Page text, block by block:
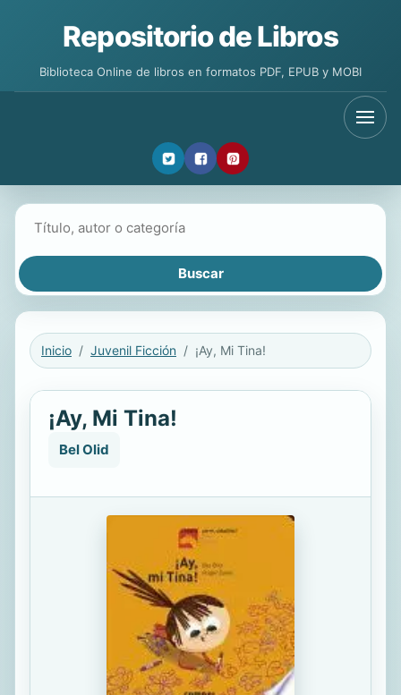
Repositorio de Libros
Biblioteca Online de libros en formatos PDF, EPUB y MOBI
Inicio Juvenil Ficción ¡Ay, Mi Tina!
¡Ay, Mi Tina!
Bel Olid